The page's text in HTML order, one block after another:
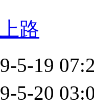
路
5-19
5-20